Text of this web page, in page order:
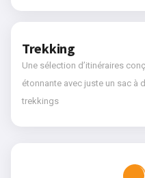
Trekking
Une sélection d’itinéraires
étonnante avec juste un sac à
trekkings